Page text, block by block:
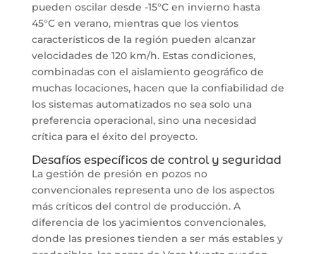
pueden oscilar desde -15°C en invierno hasta
45°C en verano, mientras que los vientos
característicos de la región pueden alcanzar
velocidades de 120 km/h. Estas condiciones,
combinadas con el aislamiento geográfico de
muchas locaciones, hacen que la confiabilidad de
los sistemas automatizados no sea solo una
preferencia operacional, sino una necesidad
crítica para el éxito del proyecto.
Desafíos específicos de control y seguridad
La gestión de presión en pozos no
convencionales representa uno de los aspectos
más críticos del control de producción. A
diferencia de los yacimientos convencionales,
donde las presiones tienden a ser más estables y